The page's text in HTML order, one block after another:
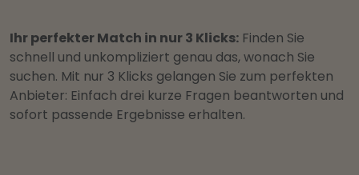
Ihr perfekter Match in nur 3 Klicks: Finden Sie
schnell und unkompliziert genau das, wonach Sie
suchen. Mit nur 3 Klicks gelangen Sie zum perfekten
Anbieter: Einfach drei kurze Fragen beantworten und
sofort passende Ergebnisse erhalten.